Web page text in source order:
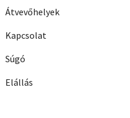
Átvevőhelyek
Kapcsolat
Súgó
Elállás